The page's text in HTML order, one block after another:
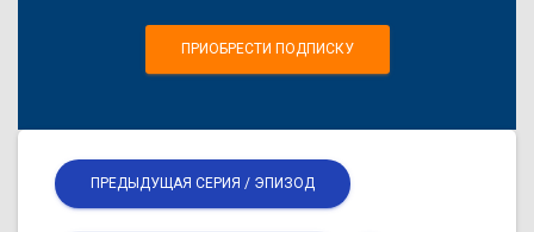
ПРИОБРЕСТИ ПОДПИСКУ
ПРЕДЫДУЩАЯ СЕРИЯ / ЭПИЗОД